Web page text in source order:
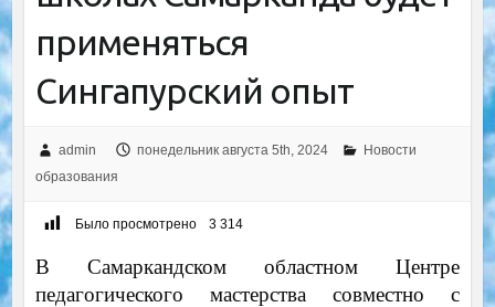
применяться
Cингапурский опыт
admin понедельник августа 5th, 2024
Новости
образования
Было просмотрено 3 314
В Самаркандском областном Центре
педагогического мастерства совместно с